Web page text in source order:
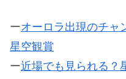
ーオーロラ出現のチャ
星空観賞
ー近場でも見られる？